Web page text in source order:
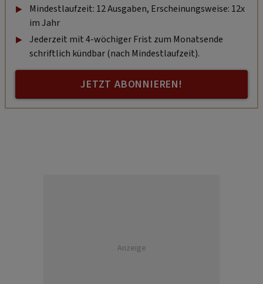
Mindestlaufzeit: 12 Ausgaben, Erscheinungsweise: 12x
im Jahr
Jederzeit mit 4-wöchiger Frist zum Monatsende
schriftlich kündbar (nach Mindestlaufzeit).
JETZT ABONNIEREN!
Anzeige